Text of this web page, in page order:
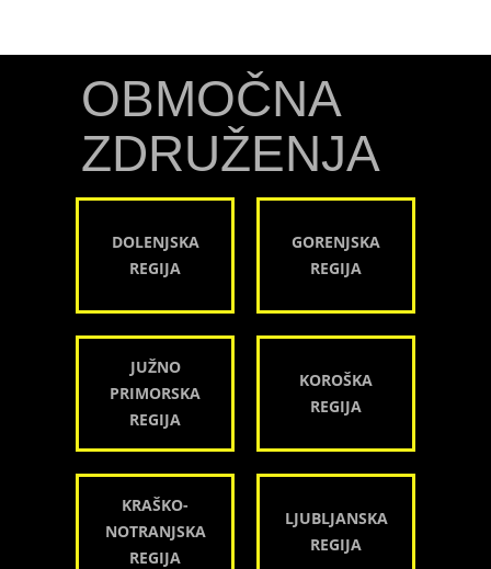
OBMOČNA
ZDRUŽENJA
DOLENJSKA
REGIJA
GORENJSKA
REGIJA
JUŽNO
PRIMORSKA
REGIJA
KOROŠKA
REGIJA
KRAŠKO-
NOTRANJSKA
REGIJA
LJUBLJANSKA
REGIJA